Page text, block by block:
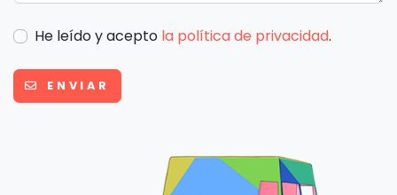
He leído y acepto la política de privacidad.
ENVIAR